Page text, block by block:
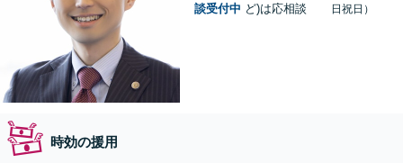
談受付中 ど)は応相談
日祝日）
時効の援用